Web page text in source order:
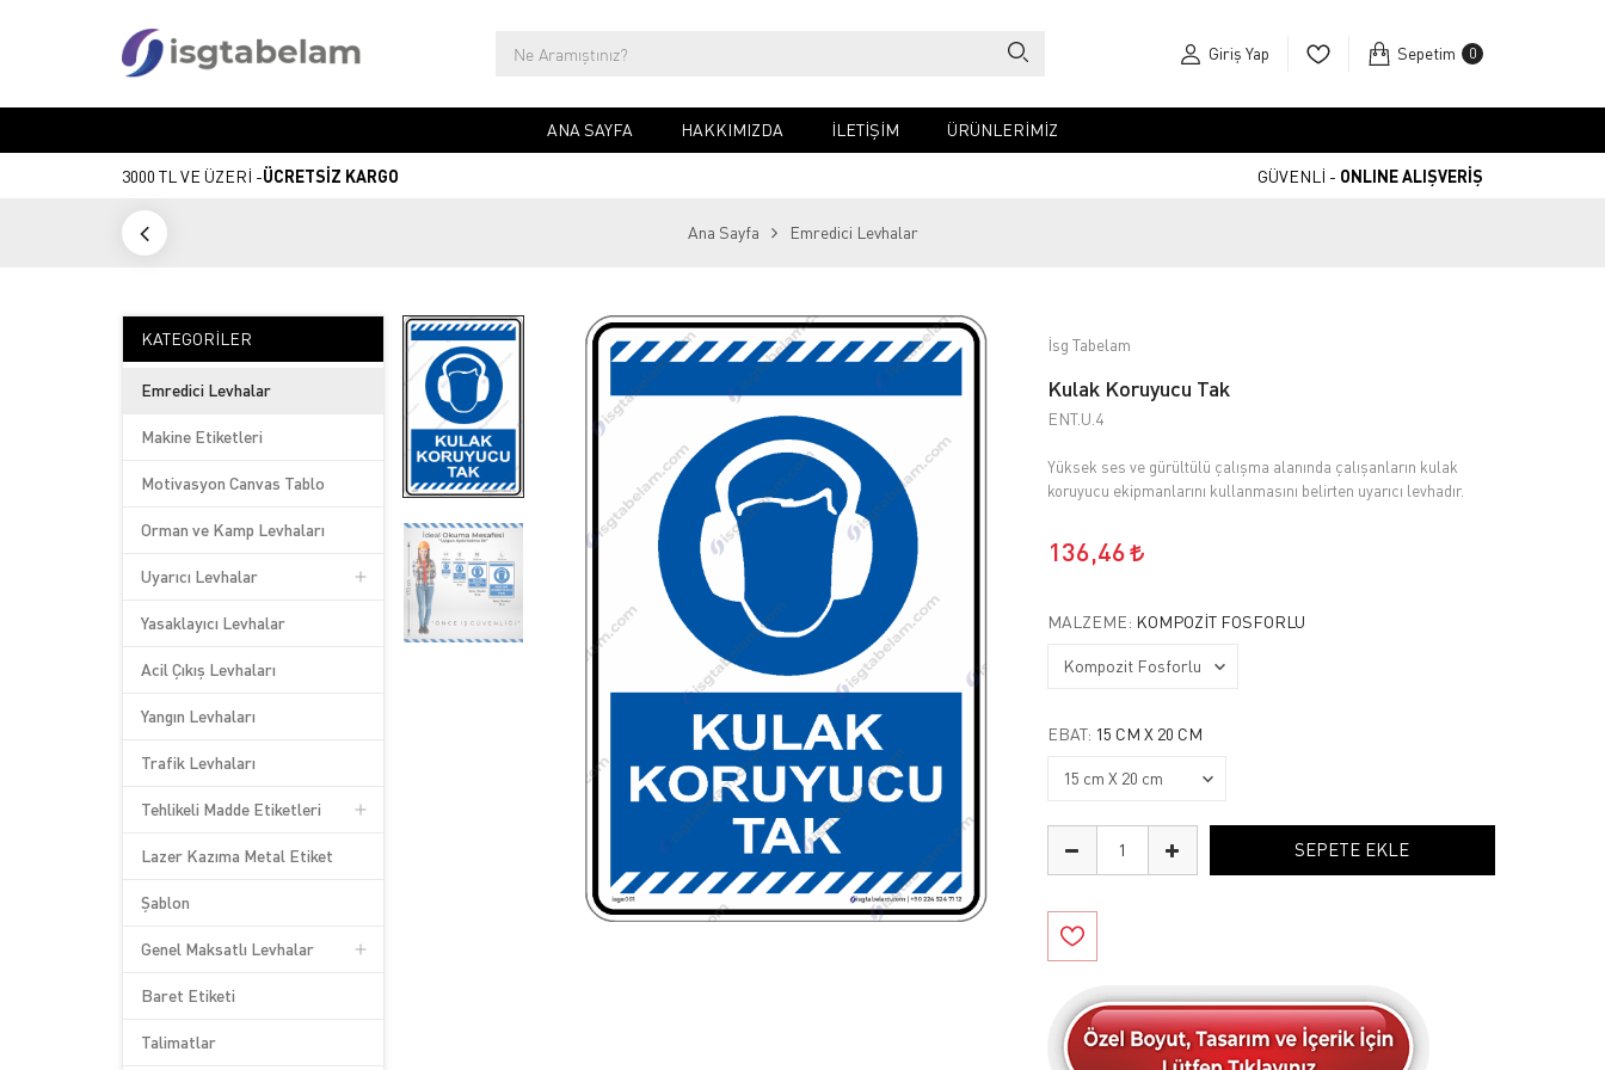
Giriş Yap Sepetim 0
ANA SAYFA HAKKIMIZDA İLETIŞIM ÜRÜNLERİMİZ
3000 TL VE ÜZERİ -ÜCRETSİZ KARGO GÜVENLİ - ONLINE ALIŞVERİŞ
Ana Sayfa Emredici Levhalar
KATEGORILER
Emredici Levhalar
Makine Etiketleri
Motivasyon Canvas Tablo
Orman ve Kamp Levhaları
Uyarıcı Levhalar
Yasaklayıcı Levhalar
Acil Çıkış Levhaları
Yangın Levhaları
Trafik Levhaları
Tehlikeli Madde Etiketleri
Lazer Kazıma Metal Etiket
Şablon
Genel Maksatlı Levhalar
Baret Etiketi
Talimatlar
İsg Tabelam
Kulak Koruyucu Tak
ENT.U.4
Yüksek ses ve gürültülü çalışma alanında çalışanların kulak
koruyucu ekipmanlarını kullanmasını belirten uyarıcı levhadır.
136,46
MALZEME: KOMPOZIT FOSFORLU
EBAT: 15 CM X 20 CM
SEPETE EKLE